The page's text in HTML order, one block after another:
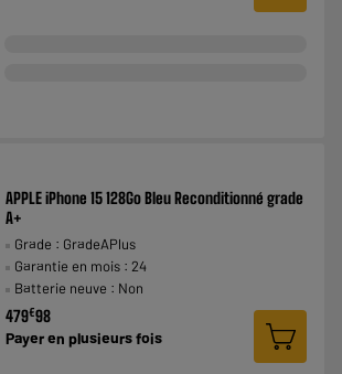
APPLE iPhone 15 128Go Bleu Reconditionné grade
A+
Grade : GradeAPlus
Garantie en mois : 24
Batterie neuve : Non
479€98
Payer en plusieurs fois